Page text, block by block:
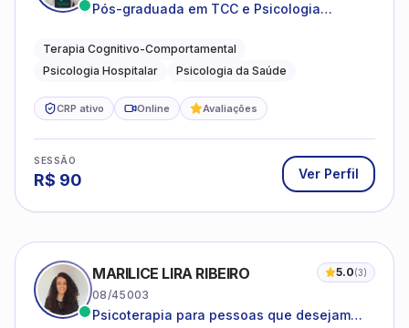
Pós-graduada em TCC e Psicologia
Terapia Cognitivo-Comportamental
Psicologia Hospitalar
Psicologia da Saúde
CRP ativo Online Avaliações
SESSÃO
R$ 90 Ver Perfil
MARILICE LIRA RIBEIRO 5.0(3)
08/45003
Psicoterapia para pessoas que desejam